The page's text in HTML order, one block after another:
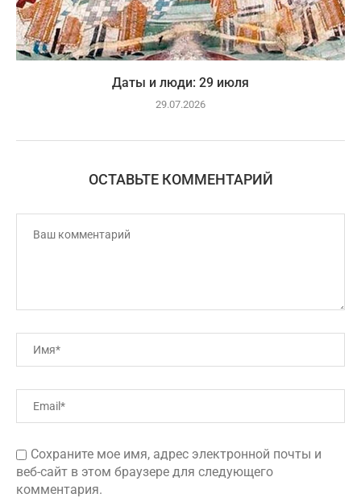
Даты и люди: 29 июля
29.07.2026
ОСТАВЬТЕ КОММЕНТАРИЙ
Сохраните мое имя, адрес электронной почты и
веб-сайт в этом браузере для следующего
комментария.